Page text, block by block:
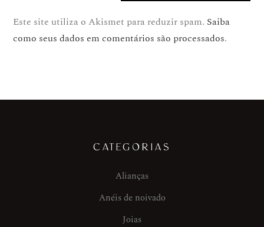
Este site utiliza o Akismet para reduzir spam. Saiba
como seus dados em comentários são processados.
CATEGORIAS
Alianças
Anéis de noivado
Joias